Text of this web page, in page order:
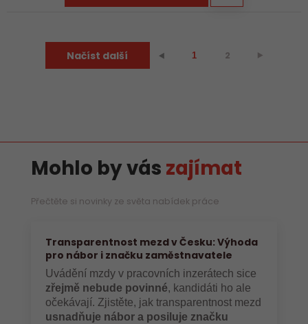
Načíst další ⯇ 1 2 ⯈
Mohlo by vás zajímat
Přečtěte si novinky ze světa nabídek práce
Transparentnost mezd v Česku: Výhoda
pro nábor i značku zaměstnavatele
Uvádění mzdy v pracovních inzerátech sice
zřejmě nebude povinné, kandidáti ho ale
očekávají. Zjistěte, jak transparentnost mezd
usnadňuje nábor a posiluje značku